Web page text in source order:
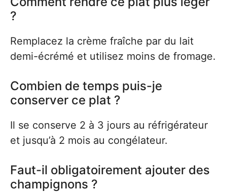
?
Remplacez la crème fraîche par du lait
demi-écrémé et utilisez moins de fromage.
Combien de temps puis-je
conserver ce plat ?
Il se conserve 2 à 3 jours au réfrigérateur
et jusqu’à 2 mois au congélateur.
Faut-il obligatoirement ajouter des
champignons ?